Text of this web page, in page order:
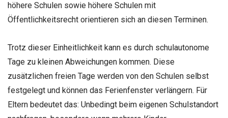
höhere Schulen sowie höhere Schulen mit
Öffentlichkeitsrecht orientieren sich an diesen Terminen.
Trotz dieser Einheitlichkeit kann es durch schulautonome
Tage zu kleinen Abweichungen kommen. Diese
zusätzlichen freien Tage werden von den Schulen selbst
festgelegt und können das Ferienfenster verlängern. Für
Eltern bedeutet das: Unbedingt beim eigenen Schulstandort